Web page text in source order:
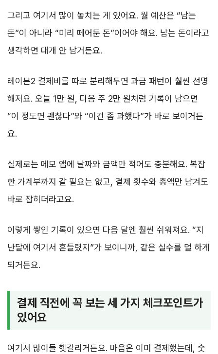
그리고 여기서 많이 놓치는 게 있어요. 월 예산은 “남는
돈”이 아니라 “미리 떼어둔 돈”이어야 해요. 남는 돈이라고
생각하면 대개 안 남거든요.
레이븐2 결제비를 따로 분리해두면 과금 패턴이 훨씬 선명
해져요. 오늘 1만 원, 다음 주 2만 원처럼 기록이 남으면
“이 정도면 괜찮다”와 “이건 좀 과했다”가 바로 보이거든
요.
실제로는 메모 앱에 날짜와 금액만 적어도 충분해요. 복잡
한 가계부까지 갈 필요는 없고, 결제 횟수와 총액만 남겨도
바로 잡히더라고요.
이렇게 쌓인 기록이 있으면 다음 달엔 훨씬 쉬워져요. “지
난달에 여기서 흔들렸지”가 보이니까, 같은 실수를 덜 하게
되거든요.
결제 직전에 꼭 보는 세 가지 체크포인트가
있어요
여기서 많이들 헷갈리거든요. 마음은 이미 결제했는데, 숫